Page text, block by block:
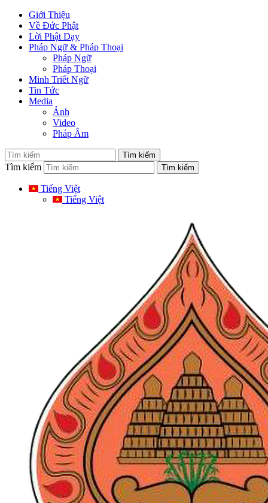
Giới Thiệu
Về Đức Phật
Lời Phật Dạy
Pháp Ngữ & Pháp Thoại
Pháp Ngữ
Pháp Thoại
Minh Triết Ngữ
Tin Tức
Media
Ảnh
Video
Pháp Âm
Tìm kiếm
Tiếng Việt
Tiếng Việt